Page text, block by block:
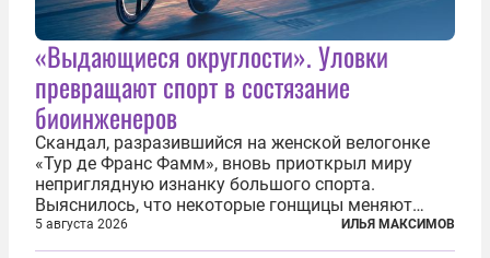
«Выдающиеся округлости». Уловки
превращают спорт в состязание
биоинженеров
Скандал, разразившийся на женской велогонке
«Тур де Франс Фамм», вновь приоткрыл миру
неприглядную изнанку большого спорта.
Выяснилось, что некоторые гонщицы меняют
размер груди ради улучшения аэродинамики. За
фасадом труда, мастерства, упорства и
5 августа 2026 ИЛЬЯ МАКСИМОВ